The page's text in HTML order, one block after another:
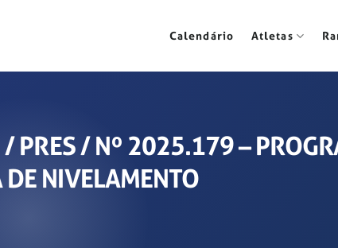
Calendário Atletas
/ PRES / Nº 2025.179 –
DE NIVELAMENTO